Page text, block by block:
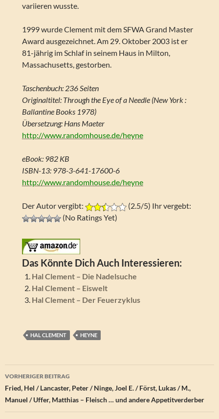
variieren wusste.
1999 wurde Clement mit dem SFWA Grand Master
Award ausgezeichnet. Am 29. Oktober 2003 ist er
81-jährig im Schlaf in seinem Haus in Milton,
Massachusetts, gestorben.
Taschenbuch: 236 Seiten
Originaltitel: Through the Eye of a Needle (New York :
Ballantine Books 1978)
Übersetzung: Hans Maeter
http://www.randomhouse.de/heyne
eBook: 982 KB
ISBN-13: 978-3-641-17600-6
http://www.randomhouse.de/heyne
Der Autor vergibt:
(2.5/5) Ihr vergebt:
(No Ratings Yet)
Das Könnte Dich Auch Interessieren:
Hal Clement – Die Nadelsuche
Hal Clement – Eiswelt
Hal Clement – Der Feuerzyklus
HAL CLEMENT HEYNE
Beitragsnavigation
VORHERIGER BEITRAG
Fried, Hel / Lancaster, Peter / Ninge, Joel E. / Först, Lukas / M.,
Manuel / Uffer, Matthias – Fleisch … und andere Appetitverderber